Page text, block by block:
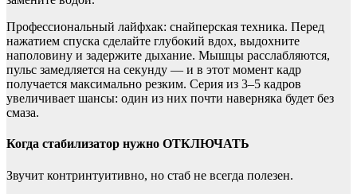
Профессиональный лайфхак: снайперская техника. Перед
нажатием спуска сделайте глубокий вдох, выдохните
наполовину и задержите дыхание. Мышцы расслабляются,
пульс замедляется на секунду — и в этот момент кадр
получается максимально резким. Серия из 3–5 кадров
увеличивает шансы: один из них почти наверняка будет без
смаза.
Когда стабилизатор нужно ОТКЛЮЧАТЬ
Звучит контринтуитивно, но стаб не всегда полезен.